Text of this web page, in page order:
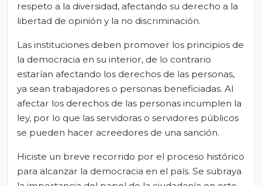
respeto a la diversidad, afectando su derecho a la
libertad de opinión y la no discriminación.
Las instituciones deben promover los principios de
la democracia en su interior, de lo contrario
estarían afectando los derechos de las personas,
ya sean trabajadores o personas beneficiadas. Al
afectar los derechos de las personas incumplen la
ley, por lo que las servidoras o servidores públicos
se pueden hacer acreedores de una sanción.
Hiciste un breve recorrido por el proceso histórico
para alcanzar la democracia en el país. Se subraya